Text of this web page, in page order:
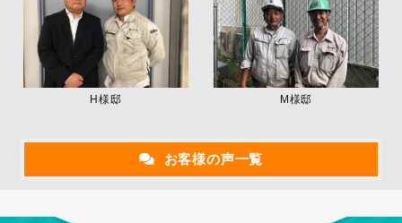
H様邸 M様邸
お客様の声一覧